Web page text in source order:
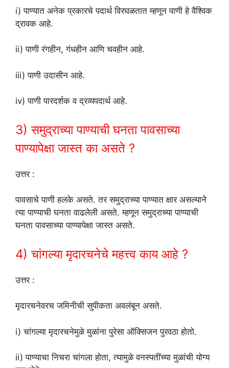
i) पाण्यात अनेक प्रकारचे पदार्थ विरघळतात म्हणून पाणी हे वैश्विक
द्रावक आहे.
ii) पाणी रंगहीन, गंधहीन आणि चवहीन आहे.
iii) पाणी उदासीन आहे.
iv) पाणी पारदर्शक व द्रव्यपदार्थ आहे.
3) समुद्राच्या पाण्याची घनता पावसाच्या
पाण्यापेक्षा जास्त का असते ?
उत्तर :
पावसाचे पाणी हलके असते. तर समुद्राच्या पाण्यात क्षार असल्याने
त्या पाण्याची घनता वाढलेली असते. म्हणून समुद्राच्या पाण्याची
घनता पावसाच्या पाण्यापेक्षा जास्त असते.
4) चांगल्या मृदारचनेचे महत्त्व काय आहे ?
उत्तर :
मृदारचनेवरच जमिनीची सुपीकता अवलंबून असते.
i) चांगल्या मृदारचनेमुळे मुळांना पुरेसा ऑक्सिजन पुरवठा होतो.
ii) पाण्याचा निचरा चांगला होता, त्यामुळे वनस्पतींच्या मुळांची योग्य